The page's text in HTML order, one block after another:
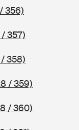
356)
357)
358)
/ 359)
/ 360)